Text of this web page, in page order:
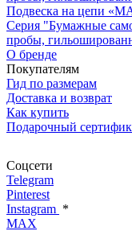
Подвеска на цепи
Серия "Бумажные
пробы,
О бренде
Покупателям
Гид по размерам
Доставка и возврат
Как купить
Подарочный
Соцсети
Telegram
Pinterest
Instagram *
MAX